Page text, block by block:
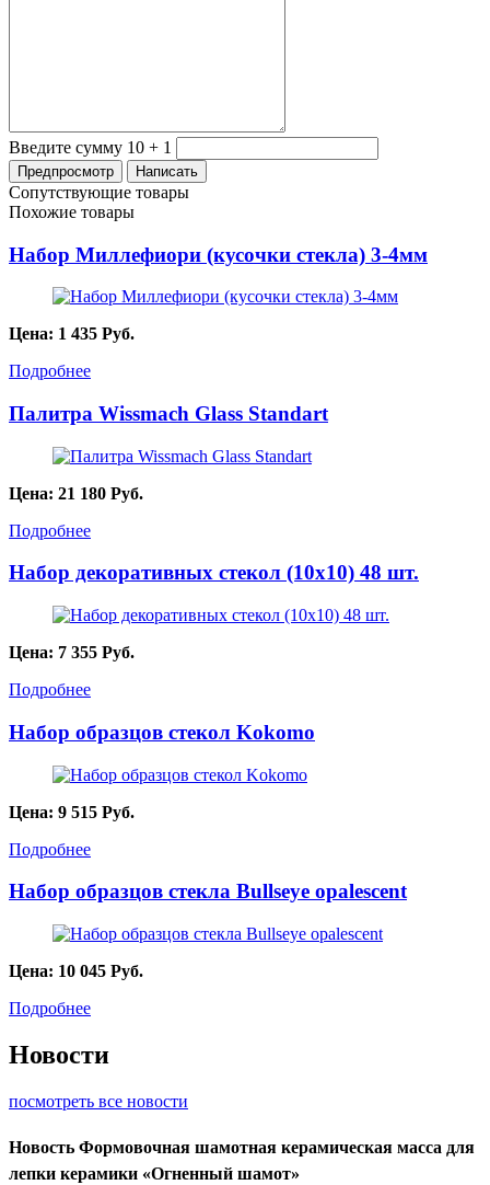
Введите сумму 10 + 1
Сопутствующие товары
Похожие товары
Набор Миллефиори (кусочки стекла) 3-4мм
Цена: 1 435 Руб.
Подробнее
Палитра Wissmach Glass Standart
Цена: 21 180 Руб.
Подробнее
Набор декоративных стекол (10х10) 48 шт.
Цена: 7 355 Руб.
Подробнее
Набор образцов стекол Kokomo
Цена: 9 515 Руб.
Подробнее
Набор образцов стекла Bullseye opalescent
Цена: 10 045 Руб.
Подробнее
Новости
посмотреть все новости
Новость Формовочная шамотная керамическая масса для
лепки керамики «Огненный шамот»